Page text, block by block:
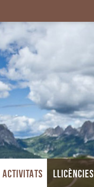
ACTIVITATS LLICÈNCIES